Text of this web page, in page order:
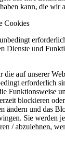
kann, die wir
Cookies
Dienste und
die auf unserer
erforderlich
Funktionsweise
blockieren
ändern und das
Sie werden
/ abzulehnen,